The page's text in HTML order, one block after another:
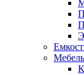
Мебель